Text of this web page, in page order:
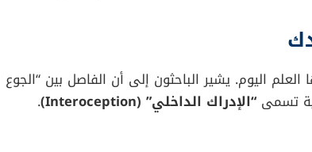
إعلان